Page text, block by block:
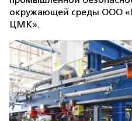
окружающей среды ООО
ЦМК».